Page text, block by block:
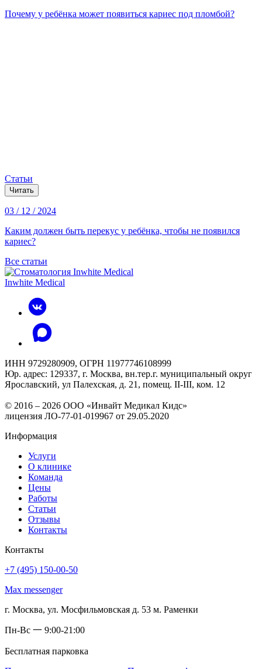
Почему у ребёнка может появиться кариес под пломбой?
Статьи
Читать
03 / 12 / 2024
Каким должен быть перекус у ребёнка, чтобы не появился
кариес?
Все статьи
Inwhite Medical
ИНН 9729280909, ОГРН 11977746108999
Юр. адрес: 129337, г. Москва, вн.тер.г. муниципальный округ
Ярославский, ул Палехская, д. 21, помещ. II-III, ком. 12
© 2016 – 2026 ООО «Инвайт Медикал Кидс»
лицензия ЛО-77-01-019967 от 29.05.2020
Информация
Услуги
О клинике
Команда
Цены
Работы
Статьи
Отзывы
Контакты
Контакты
+7 (495) 150-00-50
Max messenger
г. Москва, ул. Мосфильмовская д. 53 м. Раменки
Пн-Вс 一 9:00-21:00
Бесплатная парковка